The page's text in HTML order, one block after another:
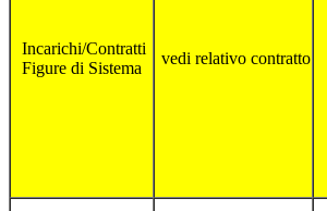
Incarichi/Contratti
Figure di Sistema
vedi relativo contratto